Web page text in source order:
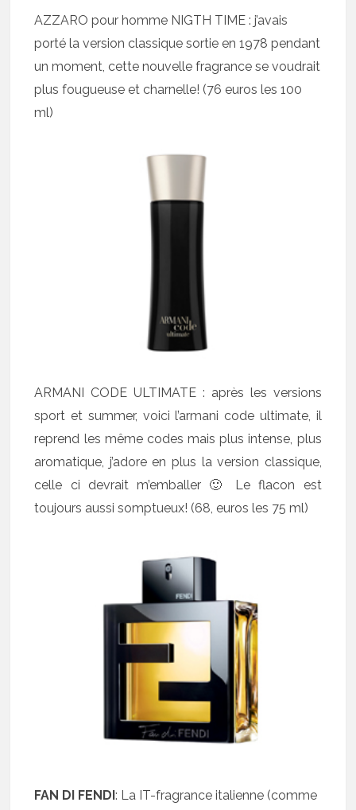
AZZARO pour homme NIGTH TIME : j’avais
porté la version classique sortie en 1978 pendant
un moment, cette nouvelle fragrance se voudrait
plus fougueuse et charnelle! (76 euros les 100
ml)
ARMANI CODE ULTIMATE : après les versions
sport et summer, voici l’armani code ultimate, il
reprend les même codes mais plus intense, plus
aromatique, j’adore en plus la version classique,
celle ci devrait m’emballer 🙂 Le flacon est
toujours aussi somptueux! (68, euros les 75 ml)
FAN DI FENDI: La IT-fragrance italienne (comme